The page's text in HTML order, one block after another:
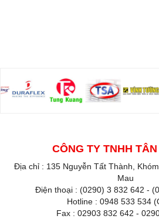
CÔNG TY TNHH
Địa chỉ : 135 Nguyễn Tất Thành,
Mau
Điện thoại : (0290) 3 832 642 -
Hotline : 0948 533 534
Fax : 02903 832 642 -